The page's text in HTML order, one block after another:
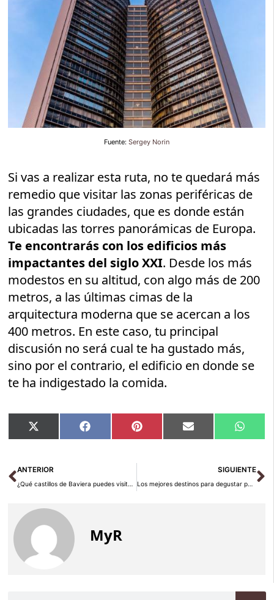
Fuente: Sergey Norin
Si vas a realizar esta ruta, no te quedará más
remedio que visitar las zonas periféricas de
las grandes ciudades, que es donde están
ubicadas las torres panorámicas de Europa.
Te encontrarás con los edificios más
impactantes del siglo XXI. Desde los más
modestos en su altitud, con algo más de 200
metros, a las últimas cimas de la
arquitectura moderna que se acercan a los
400 metros. En este caso, tu principal
discusión no será cual te ha gustado más,
sino por el contrario, el edificio en donde se
te ha indigestado la comida.
Compartir
en
X
(Twitter)
Compartir
en
Facebook Compartir
en
Pinterest Compartir
en
Email
en
Ant
ANTERIOR
¿Qué castillos de Baviera puedes visitar en tu viaje?
SIGUIENTE
Los mejores destinos para degustar percebes en Galicia
MyR